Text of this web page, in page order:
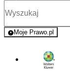
Moje Prawo.pl
- rejestracja i